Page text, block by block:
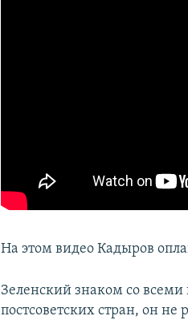
На этом видео Кадыров
Зеленский знаком со
постсоветских стран, он